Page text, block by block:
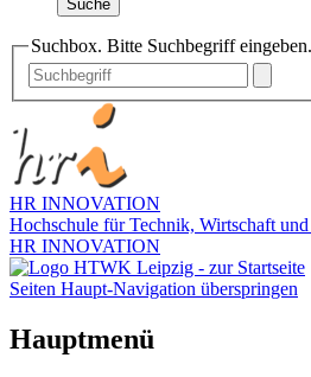
Suche
Suchbox. Bitte Suchbegriff eingeben.
HR INNOVATION
Hochschule für Technik, Wirtschaft
HR INNOVATION
Seiten Haupt-Navigation überspringen
Hauptmenü